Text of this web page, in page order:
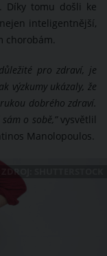
Díky tomu došli ke
inteligentnější,
chorobám.
pro zdraví, je
výzkumy ukázaly, že
dobrého zdraví.
o sobě,”vysvětlil
Manolopoulos.
ZDROJ: SHUTTERSTOCK